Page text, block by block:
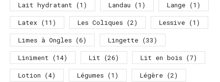
Lait hydratant (1) Landau (1) Lange (1)
Latex (11) Les Coliques (2) Lessive (1)
Limes à Ongles (6) Lingette (33)
Liniment (14) Lit (26) Lit en bois (7)
Lotion (4) Légumes (1) Légère (2)